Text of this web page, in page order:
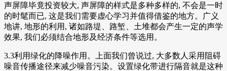
声屏障毕竟投资较大, 声屏障的样式是多种多样的, 不会是一时
的时髦而已, 这是我们需要虚心学习并值得借鉴的地方。广义
地讲, 地形的利用, 诸如路堤、路堑、土堆都会产生一定的声学
效果, 我们必须结合地形及经济条件等选用。
3.3利用绿化的降噪作用。上面我们曾说过, 大多数人采用阻碍
噪音传播途径来减少噪音污染。设置绿化带进行隔音就是这种